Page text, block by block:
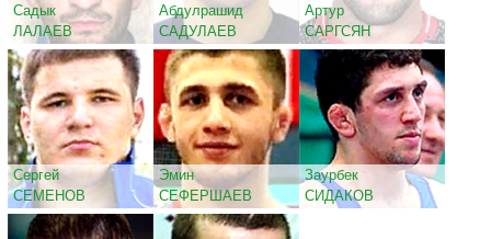
Садык
ЛАЛАЕВ
Абдулрашид
САДУЛАЕВ
Артур
САРГСЯН
Сергей
СЕМЕНОВ
Эмин
СЕФЕРШАЕВ
Заурбек
СИДАКОВ